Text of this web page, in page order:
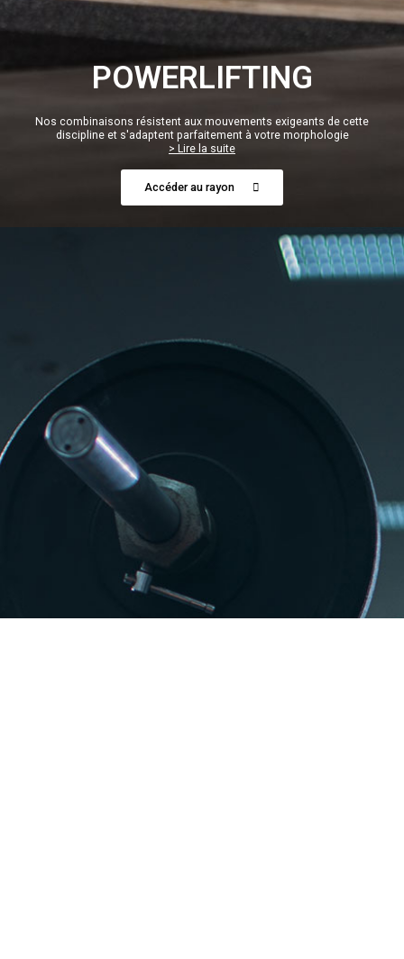
POWERLIFTING
Nos combinaisons résistent aux mouvements exigeants de cette
discipline et s'adaptent parfaitement à votre morphologie
> Lire la suite
Accéder au rayon